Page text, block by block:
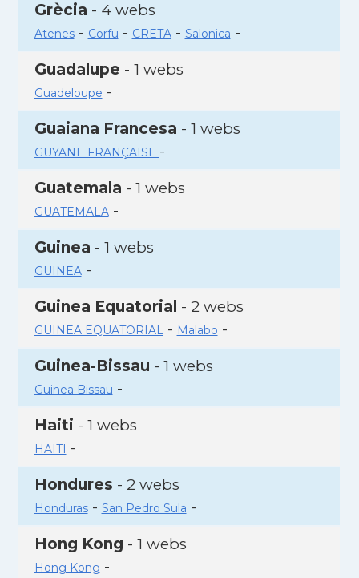
Grècia - 4 webs
Atenes- Corfu - CRETA- Salonica -
Guadalupe - 1 webs
Guadeloupe -
Guaiana Francesa - 1 webs
GUYANE FRANÇAISE -
Guatemala - 1 webs
GUATEMALA-
Guinea - 1 webs
GUINEA-
Guinea Equatorial - 2 webs
GUINEA EQUATORIAL- Malabo -
Guinea-Bissau - 1 webs
Guinea Bissau -
Haiti - 1 webs
HAITI -
Hondures - 2 webs
Honduras- San Pedro Sula -
Hong Kong - 1 webs
Hong Kong -